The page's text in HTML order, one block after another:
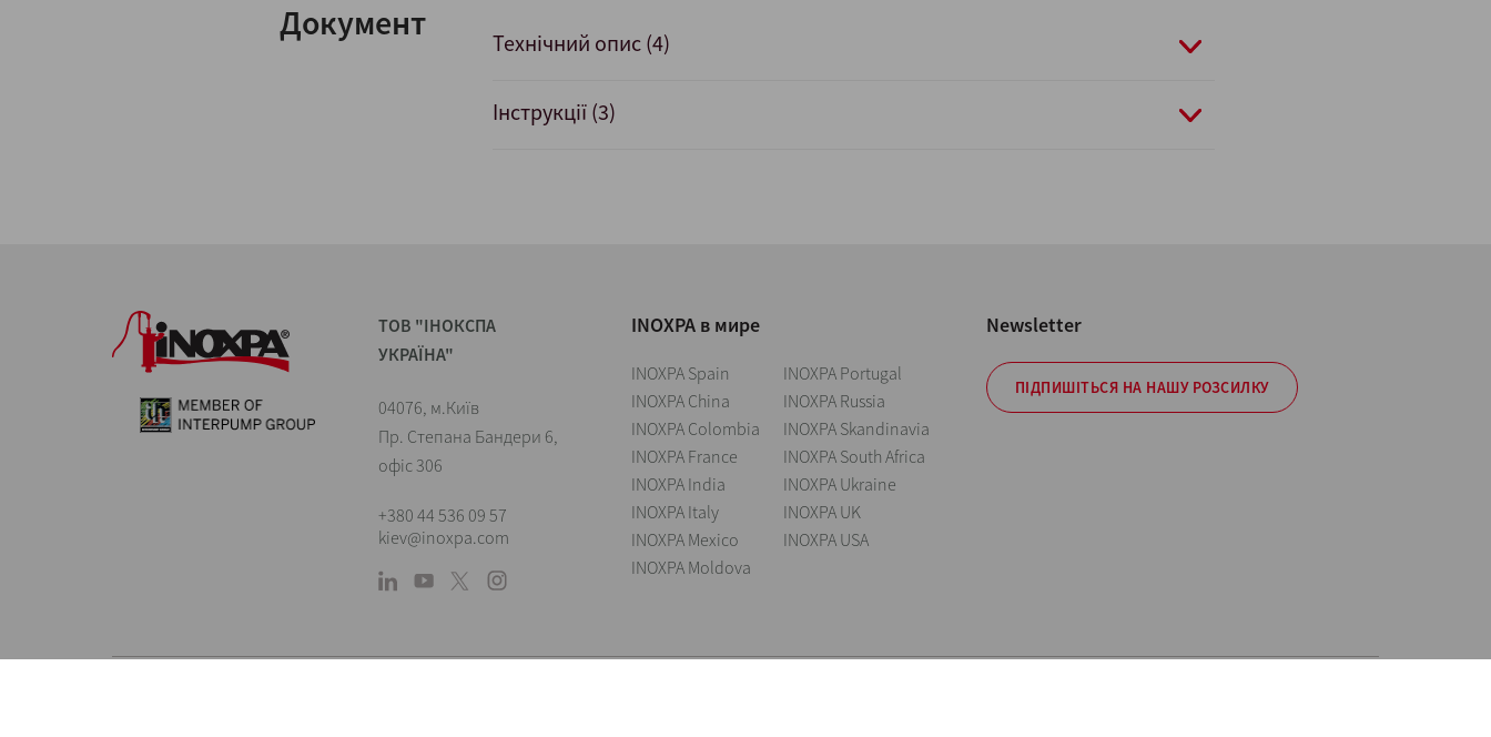
Документ Технічний опис (4)
Інструкції (3)
ТОВ "ІНОКСПА
УКРАЇНА"
04076, м.Київ
Пр. Степана Бандери 6,
офіс 306
+380 44 536 09 57
kiev@inoxpa.com
INOXPA в мире
INOXPA Spain
INOXPA China
INOXPA Colombia
INOXPA France
INOXPA India
INOXPA Italy
INOXPA Mexico
INOXPA Moldova
INOXPA Portugal
INOXPA Russia
INOXPA Skandinavia
INOXPA South Africa
INOXPA Ukraine
INOXPA UK
INOXPA USA
Newsletter
ПІДПИШІТЬСЯ НА НАШУ РОЗСИЛКУ